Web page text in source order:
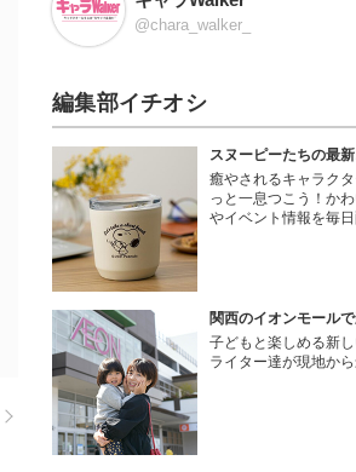
@chara_walker_
編集部イチオシ
スヌーピーたちの最
癒やされるキャラク
っと一息つこう！か
やイベント情報を毎
関西のイオンモールで
子どもと楽しめる新
ライター達が現地から